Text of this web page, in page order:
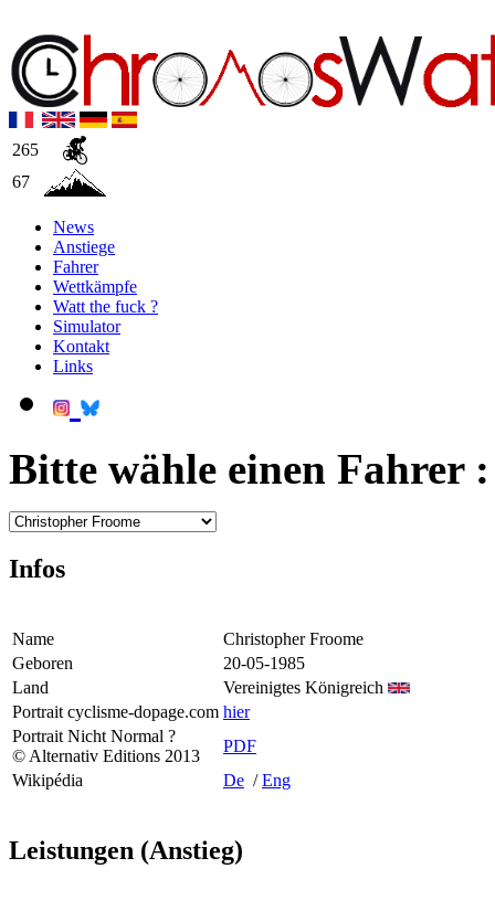
265
67
News
Anstiege
Fahrer
Wettkämpfe
Watt the fuck ?
Simulator
Kontakt
Links
Bitte wähle einen Fahrer :
Infos
Name
Christopher Froome
Geboren
20-05-1985
Land
Vereinigtes Königreich
Portrait cyclisme-dopage.com hier
Portrait Nicht Normal ?
© Alternativ Editions 2013
PDF
Wikipédia
De /Eng
Leistungen (Anstieg)